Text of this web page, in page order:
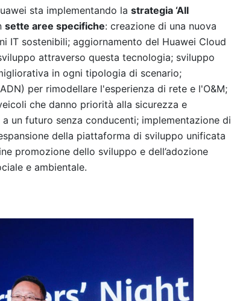
sta implementando la strategia ‘All
sette aree specifiche: creazione di una nuova
IT sostenibili; aggiornamento del Huawei Cloud
attraverso questa tecnologia; sviluppo
in ogni tipologia di scenario;
per rimodellare l'esperienza di rete e l'O&M;
che danno priorità alla sicurezza e
un futuro senza conducenti; implementazione di
della piattaforma di sviluppo unificata
promozione dello sviluppo e dell’adozione
e ambientale.